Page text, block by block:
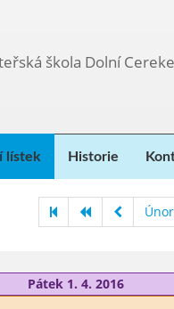
škola Dolní
lístek Historie
Pátek 1. 4. 2016